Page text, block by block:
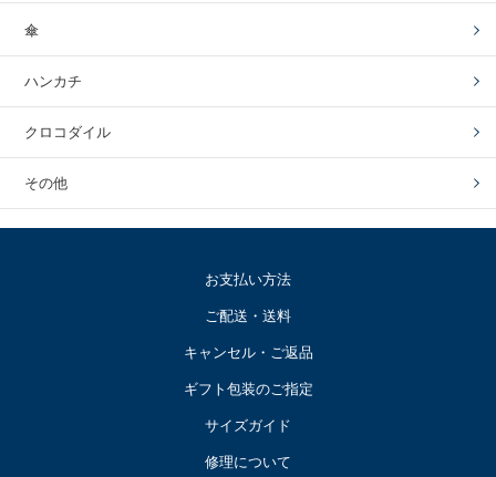
傘
ハンカチ
クロコダイル
その他
お支払い方法
ご配送・送料
キャンセル・ご返品
ギフト包装のご指定
サイズガイド
修理について